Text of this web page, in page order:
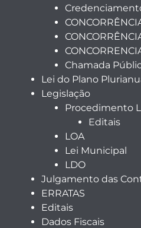
Chamada
Lei do Plano
Legislação
Procedimento
Editais
LOA
Lei Municipal
LDO
Julgamento das
ERRATAS
Editais
Dados Fiscais